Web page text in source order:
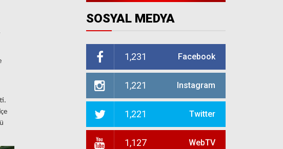
SOSYAL MEDYA
1,231 Facebook
1,221 Instagram
1,221 Twitter
1,127 WebTV